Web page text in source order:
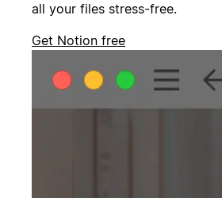
all your files stress-free.
Get Notion free